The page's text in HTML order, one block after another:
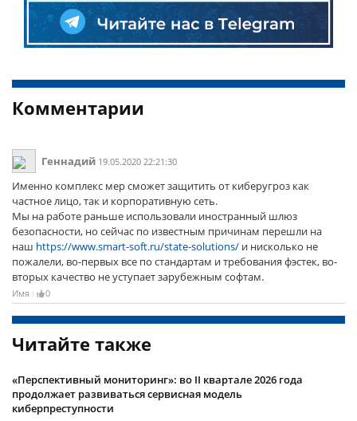
Комментарии
Геннадий 19.05.2020 22:21:30
Именно комплекс мер сможет защитить от киберугроз как
частное лицо, так и корпоративную сеть.
Мы на работе раньше использовали иностранный шлюз
безопасности, но сейчас по известным причинам перешли на
наш https://www.smart-soft.ru/state-solutions/ и нисколько не
пожалели, во-первых все по стандартам и требования фэстек, во-
вторых качество не уступает зарубежным софтам.
Имя 0
Читайте также
«Перспективный мониторинг»: во II квартале 2026 года
продолжает развиваться сервисная модель
киберпреступности